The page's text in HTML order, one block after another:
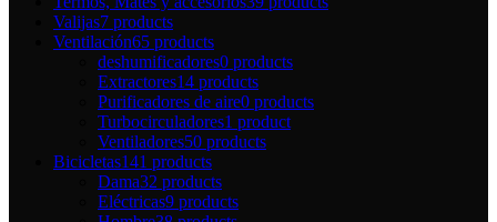
Valijas7 products
Ventilación65 products
deshumificadores0 products
Extractores14 products
Purificadores de aire0 products
Turbocirculadores1 product
Ventiladores50 products
Bicicletas141 products
Dama32 products
Eléctricas9 products